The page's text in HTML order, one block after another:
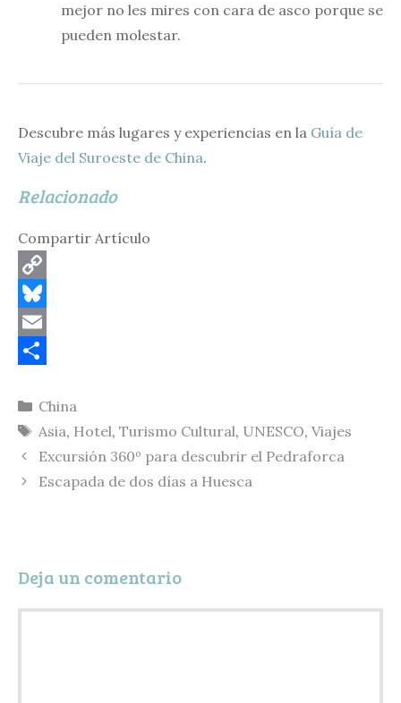
mejor no les mires con cara de asco porque se
pueden molestar.
Descubre más lugares y experiencias en la Guía de
Viaje del Suroeste de China.
Relacionado
Compartir Artículo
C
o
p
L
i
n
B
e
s
k
E
a
i
o
m
p
i
r
Categorías
China
Etiquetas
Asia, Hotel, Turismo Cultural, UNESCO, Viajes
Excursión 360º para descubrir el Pedraforca
Escapada de dos días a Huesca
Deja un comentario